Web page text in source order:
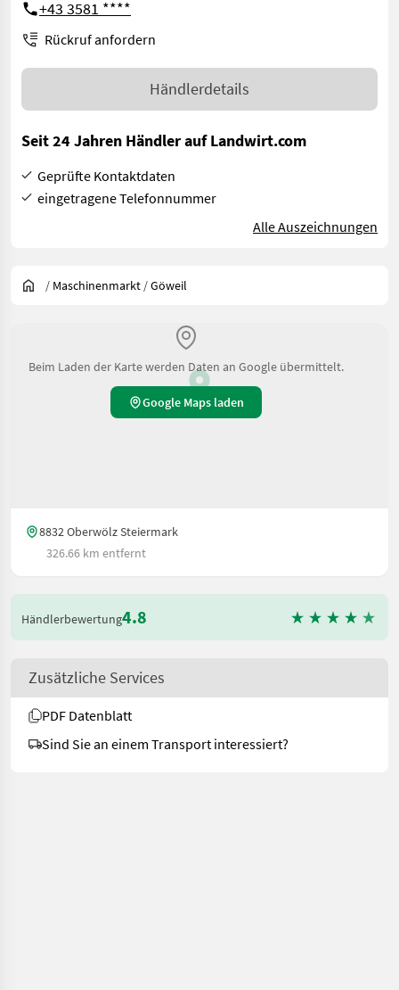
+43 3581 ****
Rückruf anfordern
Händlerdetails
Seit 24 Jahren Händler auf Landwirt.com
Geprüfte Kontaktdaten
eingetragene Telefonnummer
Alle Auszeichnungen
/ Maschinenmarkt /Göweil
Beim Laden der Karte werden Daten an Google übermittelt.
Google Maps laden
8832 Oberwölz Steiermark
326.66 km entfernt
Händlerbewertung4.8
Zusätzliche Services
PDF Datenblatt
Sind Sie an einem Transport interessiert?